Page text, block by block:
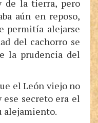
de la tierra, pero
aún en reposo,
permitía alejarse
del cachorro se
la prudencia del
el León viejo no
ese secreto era el
alejamiento.